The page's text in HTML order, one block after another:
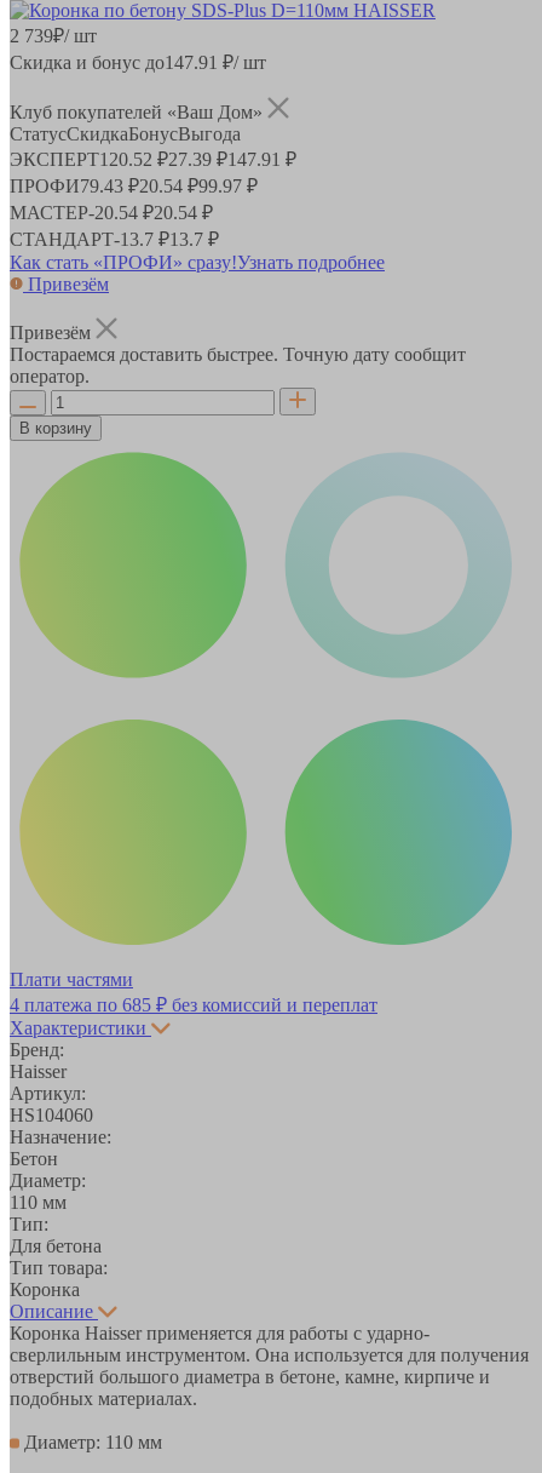
2 739₽/ шт
Скидка и бонус до147.91 ₽/ шт
Клуб покупателей «Ваш Дом»
СтатусСкидкаБонусВыгода
ЭКСПЕРТ120.52 ₽27.39 ₽147.91 ₽
ПРОФИ79.43 ₽20.54 ₽99.97 ₽
МАСТЕР-20.54 ₽20.54 ₽
СТАНДАРТ-13.7 ₽13.7 ₽
Как стать «ПРОФИ» сразу!Узнать подробнее
Привезём
Привезём
Постараемся доставить быстрее. Точную дату сообщит
оператор.
В корзину
Плати частями
4 платежа по 685 ₽ без комиссий и переплат
Характеристики
Бренд:
Haisser
Артикул:
HS104060
Назначение:
Бетон
Диаметр:
110 мм
Тип:
Для бетона
Тип товара:
Коронка
Описание
Коронка Haisser применяется для работы с ударно-
сверлильным инструментом. Она используется для получения
отверстий большого диаметра в бетоне, камне, кирпиче и
подобных материалах.
Диаметр: 110 мм